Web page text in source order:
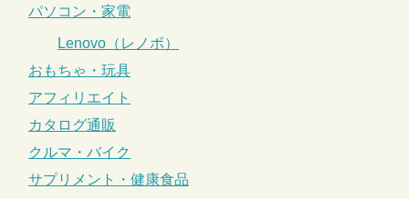
パソコン・家電
Lenovo（レノボ）
おもちゃ・玩具
アフィリエイト
カタログ通販
クルマ・バイク
サプリメント・健康食品